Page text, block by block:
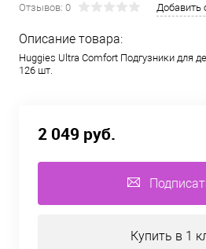
Отзывов: 0 Добавить
Описание товара:
Huggies Ultra Comfort Подгузники для
126 шт.
2 049 руб.
Купить в 1